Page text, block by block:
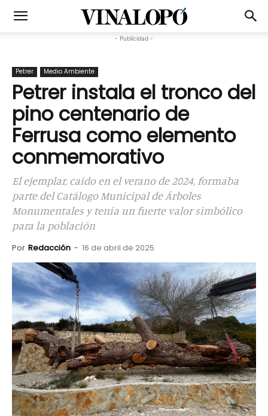
- Publicidad -
Petrer Medio Ambiente
Petrer instala el tronco del
pino centenario de
Ferrusa como elemento
conmemorativo
El ejemplar, caído en el verano de 2024, formaba
parte del Catálogo Municipal de Árboles
Monumentales y tenía un fuerte valor simbólico
para la población
Por Redacción - 16 de abril de 2025